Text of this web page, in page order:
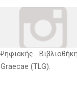
(TLG).